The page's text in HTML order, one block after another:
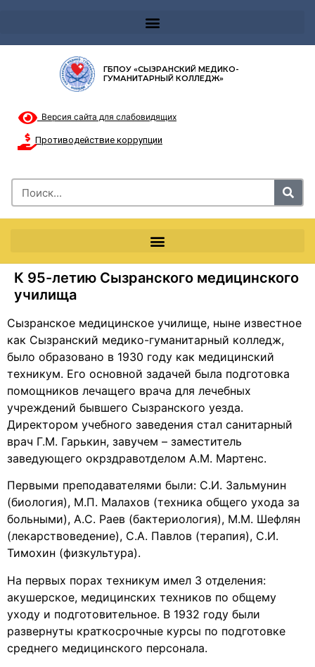
ГБПОУ «СЫЗРАНСКИЙ МЕДИКО-
ГУМАНИТАРНЫЙ КОЛЛЕДЖ»
Версия сайта для слабовидящих
Противодействие коррупции
К 95-летию Сызранского медицинского
училища
Сызранское медицинское училище, ныне известное
как Сызранский медико-гуманитарный колледж,
было образовано в 1930 году как медицинский
техникум. Его основной задачей была подготовка
помощников лечащего врача для лечебных
учреждений бывшего Сызранского уезда.
Директором учебного заведения стал санитарный
врач Г.М. Гарькин, завучем – заместитель
заведующего окрздравотделом А.М. Мартенс.
Первыми преподавателями были: С.И. Зальмунин
(биология), М.П. Малахов (техника общего ухода за
больными), А.С. Раев (бактериология), М.М. Шефлян
(лекарствоведение), С.А. Павлов (терапия), С.И.
Тимохин (физкультура).
На первых порах техникум имел 3 отделения:
акушерское, медицинских техников по общему
уходу и подготовительное. В 1932 году были
развернуты краткосрочные курсы по подготовке
среднего медицинского персонала.